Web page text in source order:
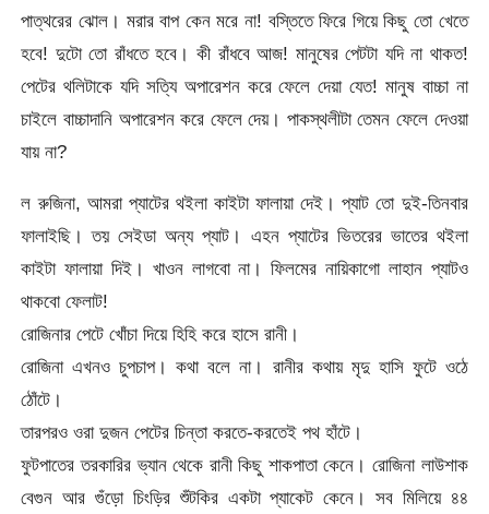
পাত্থরের ঝোল। মরার বাপ কেন মরে না! বস্তিতে ফিরে গিয়ে কিছু তো খেতে
হবে! দুটো তো রাঁধতে হবে। কী রাঁধবে আজ! মানুষের পেটটা যদি না থাকত!
পেটের থলিটাকে যদি সত্যি অপারেশন করে ফেলে দেয়া যেত! মানুষ বাচ্চা না
চাইলে বাচ্চাদানি অপারেশন করে ফেলে দেয়। পাকস্থলীটা তেমন ফেলে দেওয়া
যায় না?
ল রুজিনা, আমরা প্যাটের থইলা কাইটা ফালায়া দেই। প্যাট তো দুই-তিনবার
ফালাইছি। তয় সেইডা অন্য প্যাট। এহন প্যাটের ভিতরের ভাতের থইলা
কাইটা ফালায়া দিই। খাওন লাগবো না। ফিলমের নায়িকাগো লাহান প্যাটও
থাকবো ফেলাট!
রোজিনার পেটে খোঁচা দিয়ে হিহি করে হাসে রানী।
রোজিনা এখনও চুপচাপ। কথা বলে না। রানীর কথায় মৃদু হাসি ফুটে ওঠে
ঠোঁটে।
তারপরও ওরা দুজন পেটের চিন্তা করতে-করতেই পথ হাঁটে।
ফুটপাতের তরকারির ভ্যান থেকে রানী কিছু শাকপাতা কেনে। রোজিনা লাউশাক
বেগুন আর গুঁড়ো চিংড়ির শুঁটকির একটা প্যাকেট কেনে। সব মিলিয়ে ৪৪